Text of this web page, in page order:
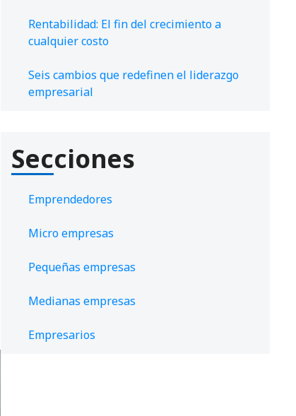
Rentabilidad: El fin del crecimiento a
cualquier costo
Seis cambios que redefinen el liderazgo
empresarial
Secciones
Emprendedores
Micro empresas
Pequeñas empresas
Medianas empresas
Empresarios